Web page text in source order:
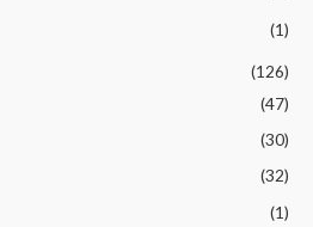
(1)
(126)
(47)
(30)
(32)
(1)